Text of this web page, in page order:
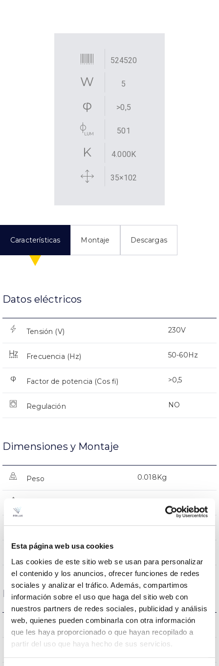
Esta página web usa cookies
Las cookies de este sitio web se usan para personalizar
el contenido y los anuncios, ofrecer funciones de redes
sociales y analizar el tráfico. Además, compartimos
información sobre el uso que haga del sitio web con
nuestros partners de redes sociales, publicidad y análisis
web, quienes pueden combinarla con otra información
que les haya proporcionado o que hayan recopilado a
partir del uso que haya hecho de sus servicios.
524520
5
>0,5
501
4.000K
35×102
Características Montaje Descargas
Datos eléctricos
Tensión (V) 230V
Frecuencia (Hz) 50-60Hz
Factor de potencia (Cos fi) >0,5
Regulación NO
Dimensiones y Montaje
Peso 0.018Kg
Empalmable NO
Datos ópticos
Temperatura de color 4.000K
CRI Índice de repr. cromática